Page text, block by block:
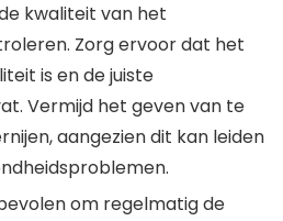
kwaliteit van het
Zorg ervoor dat het
is en de juiste
Vermijd het geven van te
aangezien dit kan leiden
om regelmatig de